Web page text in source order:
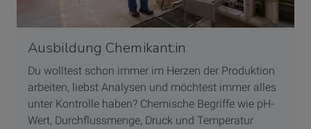
Ausbildung Chemikant:in
Du wolltest schon immer im Herzen der Produktion
arbeiten, liebst Analysen und möchtest immer alles
unter Kontrolle haben? Chemische Begriffe wie pH-
Wert, Durchflussmenge, Druck und Temperatur